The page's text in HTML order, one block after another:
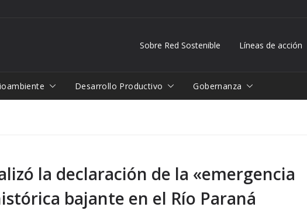
Sobre Red Sostenible Líneas de acción
Desarrollo Productivo Gobernanza
la declaración de la «emergencia
bajante en el Río Paraná